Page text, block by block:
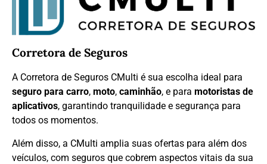
Corretora de Seguros
A Corretora de Seguros CMulti é sua escolha ideal para
seguro para carro, moto, caminhão, e para motoristas de
aplicativos, garantindo tranquilidade e segurança para
todos os momentos.
Além disso, a CMulti amplia suas ofertas para além dos
veículos, com seguros que cobrem aspectos vitais da sua